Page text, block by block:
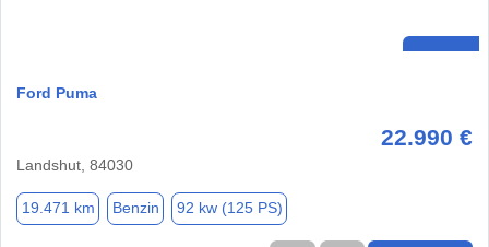
Ford Puma
22.990 €
Landshut, 84030
19.471 km Benzin 92 kw (125 PS)